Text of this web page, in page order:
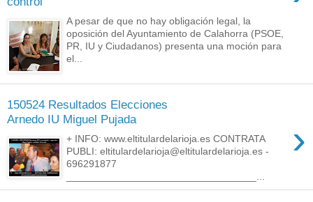
A pesar de que no hay obligación legal, la
oposición del Ayuntamiento de Calahorra (PSOE,
PR, IU y Ciudadanos) presenta una moción para
el...
150524 Resultados Elecciones
Arnedo IU Miguel Pujada
›
+ INFO: www.eltitulardelarioja.es CONTRATA
PUBLI: eltitulardelarioja@eltitulardelarioja.es -
696291877